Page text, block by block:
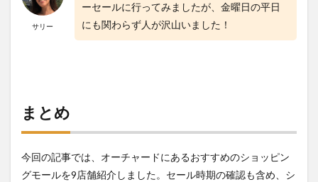
サリー
ーセールに行ってみましたが、金曜日の平日
にも関わらず人が沢山いました！
まとめ
今回の記事では、オーチャードにあるおすすめのショッピン
グモールを9店舗紹介しました。セール時期の確認も含め、シ